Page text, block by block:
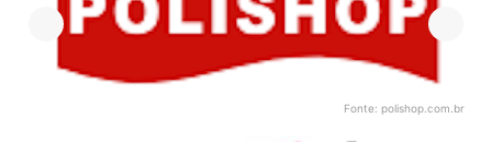
Fonte: polishop.com.br